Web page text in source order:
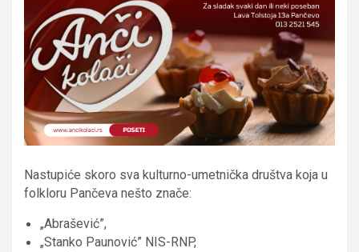
Nastupiće skoro sva kulturno-umetnička društva koja u
folkloru Pančeva nešto znače:
„Abrašević”,
„Stanko Paunović” NIS-RNP,